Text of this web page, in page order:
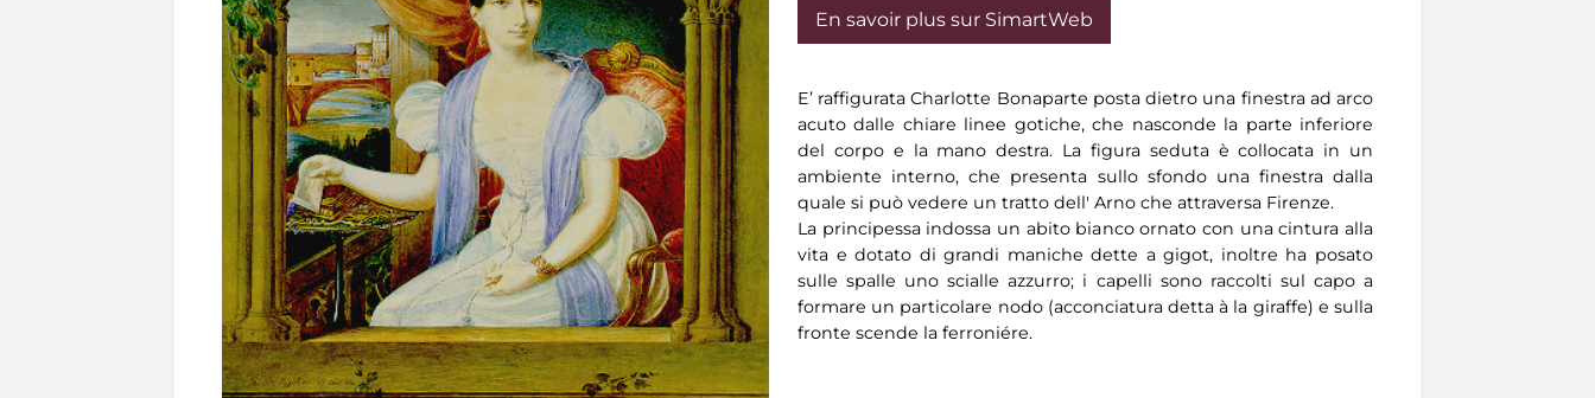
En savoir plus sur SimartWeb
E’ raffigurata Charlotte Bonaparte posta dietro una finestra ad arco
acuto dalle chiare linee gotiche, che nasconde la parte inferiore
del corpo e la mano destra. La figura seduta è collocata in un
ambiente interno, che presenta sullo sfondo una finestra dalla
quale si può vedere un tratto dell' Arno che attraversa Firenze.
La principessa indossa un abito bianco ornato con una cintura alla
vita e dotato di grandi maniche dette a gigot, inoltre ha posato
sulle spalle uno scialle azzurro; i capelli sono raccolti sul capo a
formare un particolare nodo (acconciatura detta à la giraffe) e sulla
fronte scende la ferroniére.